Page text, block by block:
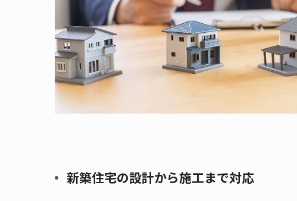
新築住宅の設計から施工まで対応